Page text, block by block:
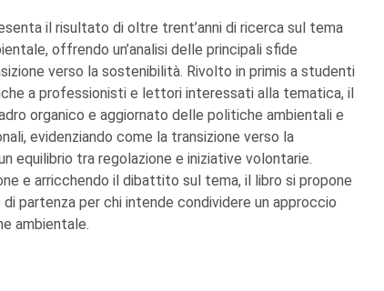
il risultato di oltre trent’anni di ricerca sul tema
offrendo un’analisi delle principali sfide
verso la sostenibilità. Rivolto in primis a studenti
a professionisti e lettori interessati alla tematica, il
organico e aggiornato delle politiche ambientali e
evidenziando come la transizione verso la
equilibrio tra regolazione e iniziative volontarie.
e arricchendo il dibattito sul tema, il libro si propone
partenza per chi intende condividere un approccio
ambientale.